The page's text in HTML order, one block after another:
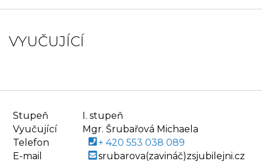
VYUČUJÍCÍ
Stupeň
I. stupeň
Vyučující
Mgr. Šrubařová Michaela
Telefon
+ 420 553 038 089
E-mail
srubarova(zavináč)zsjubilejni.cz